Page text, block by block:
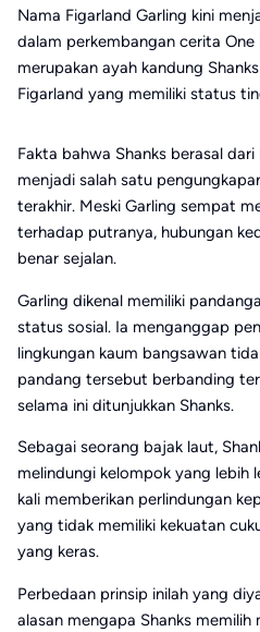
Nama Figarland Garling kini
dalam perkembangan cerita One
merupakan ayah kandung
Figarland yang memiliki status
Fakta bahwa Shanks berasal
menjadi salah satu
terakhir. Meski Garling sempat
terhadap putranya, hubungan
benar sejalan.
Garling dikenal memiliki
status sosial. Ia menganggap
lingkungan kaum bangsawan
pandang tersebut berbanding
selama ini ditunjukkan Shanks.
Sebagai seorang bajak laut,
melindungi kelompok yang lebih
kali memberikan perlindungan
yang tidak memiliki kekuatan
yang keras.
Perbedaan prinsip inilah yang
alasan mengapa Shanks memilih